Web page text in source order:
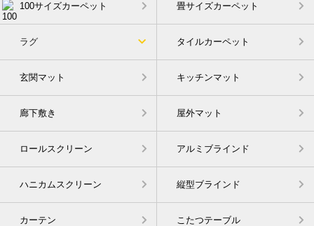
100サイズカーペット 畳サイズカーペット
ラグ タイルカーペット
玄関マット キッチンマット
廊下敷き 屋外マット
ロールスクリーン アルミブラインド
ハニカムスクリーン 縦型ブラインド
カーテン こたつテーブル